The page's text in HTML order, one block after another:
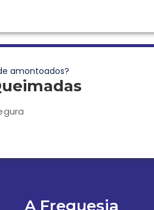
amontoados?
A Freguesia